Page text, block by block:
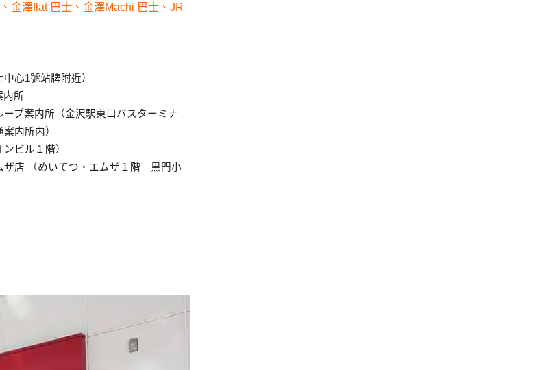
金澤flat 巴士、金澤Machi 巴士、JR
心1號站牌附近）
内所
プ案内所（金沢駅東口バスターミナ
内所内）
ビル１階）
ザ店 （めいてつ・エムザ１階 黒門小